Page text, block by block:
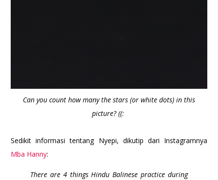
Can you count how many the stars (or white dots) in this
picture? ((:
Sedikit informasi tentang Nyepi, dikutip dari Instagramnya
Mba Hanny:
There are 4 things Hindu Balinese practice during